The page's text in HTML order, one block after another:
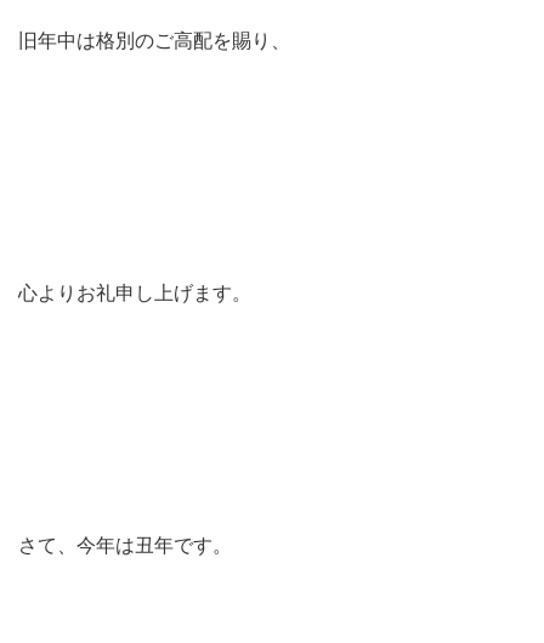
旧年中は格別のご高配を賜り、
心よりお礼申し上げます。
さて、今年は丑年です。